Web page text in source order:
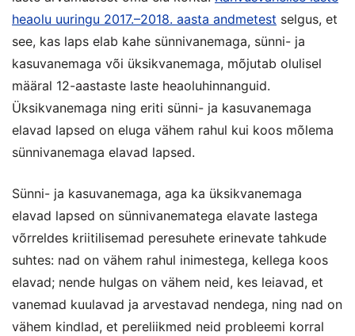
heaolu uuringu 2017.–2018. aasta andmetest selgus, et
see, kas laps elab kahe sünnivanemaga, sünni- ja
kasuvanemaga või üksikvanemaga, mõjutab olulisel
määral 12-aastaste laste heaoluhinnanguid.
Üksikvanemaga ning eriti sünni- ja kasuvanemaga
elavad lapsed on eluga vähem rahul kui koos mõlema
sünnivanemaga elavad lapsed.
Sünni- ja kasuvanemaga, aga ka üksikvanemaga
elavad lapsed on sünnivanematega elavate lastega
võrreldes kriitilisemad peresuhete erinevate tahkude
suhtes: nad on vähem rahul inimestega, kellega koos
elavad; nende hulgas on vähem neid, kes leiavad, et
vanemad kuulavad ja arvestavad nendega, ning nad on
vähem kindlad, et pereliikmed neid probleemi korral